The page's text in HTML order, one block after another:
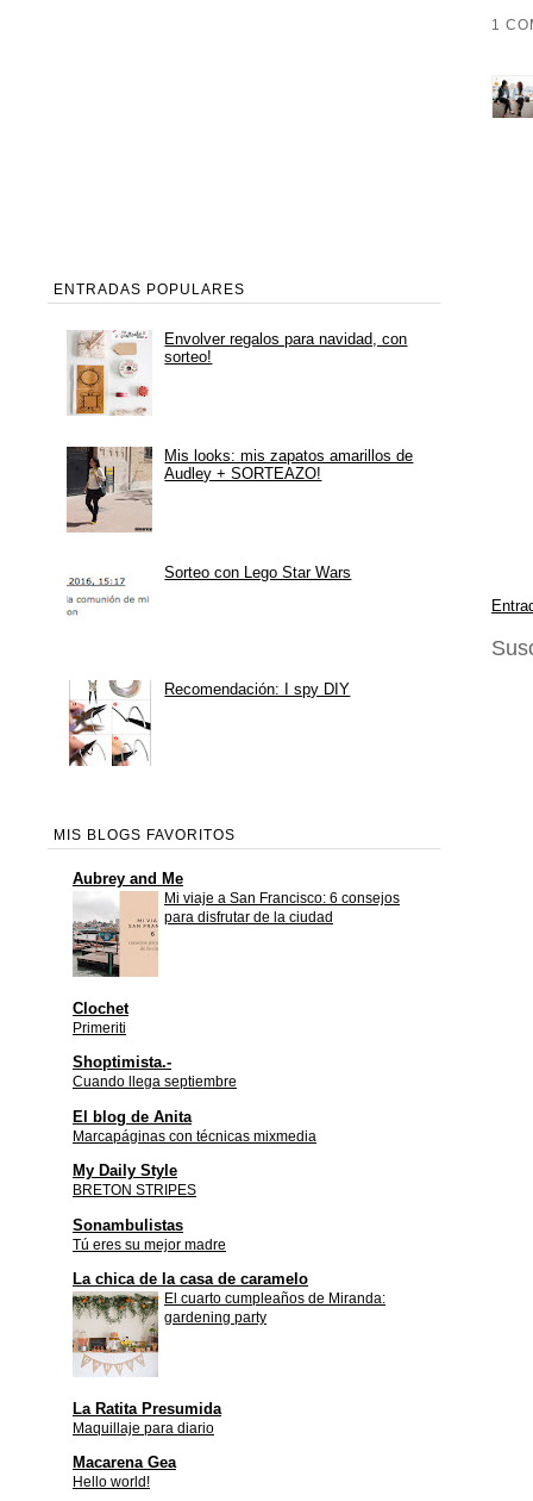
1
ENTRADAS POPULARES
Envolver regalos para navidad, con
sorteo!
Mis looks: mis zapatos amarillos de
Audley + SORTEAZO!
Sorteo con Lego Star Wars
Recomendación: I spy DIY
MIS BLOGS FAVORITOS
Aubrey and Me
Mi viaje a San Francisco: 6 consejos
para disfrutar de la ciudad
Clochet
Primeriti
Shoptimista.-
Cuando llega septiembre
El blog de Anita
Marcapáginas con técnicas mixmedia
My Daily Style
BRETON STRIPES
Sonambulistas
Tú eres su mejor madre
La chica de la casa de caramelo
El cuarto cumpleaños de Miranda:
gardening party
La Ratita Presumida
Maquillaje para diario
Macarena Gea
Hello world!